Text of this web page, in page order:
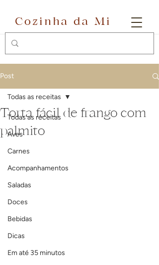
Cozinha da Mi
Post
Todas as receitas
Aves
Carnes
Acompanhamentos
Saladas
Doces
Bebidas
Dicas
Em até 35 minutos
Todas as receitas
Torta fácil de frango com
palmito